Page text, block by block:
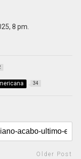
8 pm.
34
Older Post